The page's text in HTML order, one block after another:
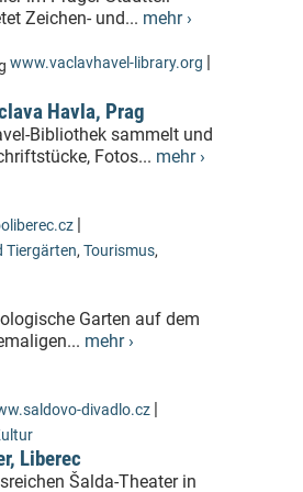
Zeichen- und... mehr ›
www.vaclavhavel-library.org |
Havla, Prag
Bibliothek sammelt und
Fotos... mehr ›
|
Tiergärten, Tourismus,
Garten auf dem
mehr ›
divadlo.cz |
Liberec
Šalda-Theater in